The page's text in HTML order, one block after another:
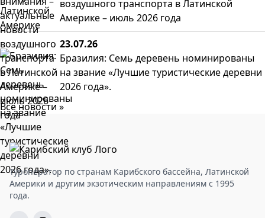
воздушного транспорта в Латинской
Америке – июль 2026 года
23.07.26
Бразилия: Семь деревень номинированы
на звание «Лучшие туристические деревни
2026 года».
Все новости »
Туроператор по странам Карибского бассейна, Латинской
Америки и другим экзотическим направлениям с 1995
года.